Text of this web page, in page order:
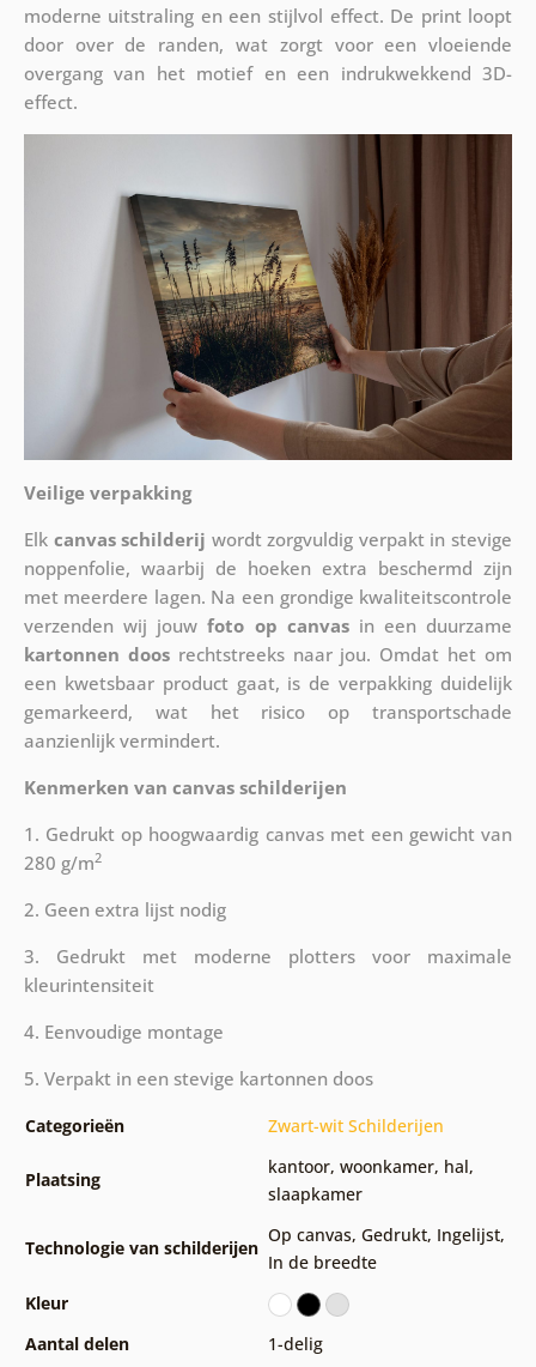
moderne uitstraling en een stijlvol effect. De print loopt
door over de randen, wat zorgt voor een vloeiende
overgang van het motief en een indrukwekkend 3D-
effect.
Veilige verpakking
Elk canvas schilderij wordt zorgvuldig verpakt in stevige
noppenfolie, waarbij de hoeken extra beschermd zijn
met meerdere lagen. Na een grondige kwaliteitscontrole
verzenden wij jouwfoto op canvasin een duurzame
kartonnen doosrechtstreeks naar jou. Omdat het om
een kwetsbaar product gaat, is de verpakking duidelijk
gemarkeerd, wat het risico op transportschade
aanzienlijk vermindert.
Kenmerken van canvas schilderijen
1. Gedrukt op hoogwaardig canvas met een gewicht van
280 g/m2
2. Geen extra lijst nodig
3. Gedrukt met moderne plotters voor maximale
kleurintensiteit
4. Eenvoudige montage
5. Verpakt in een stevige kartonnen doos
Categorieën Zwart-wit Schilderijen
Plaatsing
kantoor, woonkamer, hal,
slaapkamer
Technologie van schilderijen
Op canvas, Gedrukt, Ingelijst,
In de breedte
Kleur
Aantal delen
1-delig